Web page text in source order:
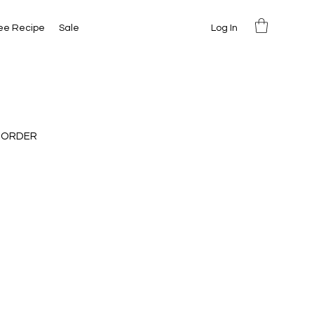
Recipe Sale Log In